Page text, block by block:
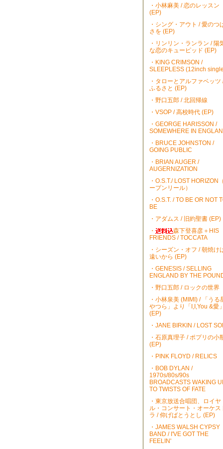
・小林麻美 / 恋のレッスン
(EP)
・シング・アウト / 愛のつ
さを (EP)
・リンリン・ランラン / 陽
な恋のキューピッド (EP)
・KING CRIMSON /
SLEEPLESS (12inch
・タローとアルファベッツ
ふるさと (EP)
・野口五郎 / 北回帰線
・VSOP / 高校時代 (EP)
・GEORGE HARISSON /
SOMEWHERE IN
・BRUCE JOHNSTON /
GOING PUBLIC
・BRIAN AUGER /
AUGERNIZATION
・O.S.T./ LOST HORIZON
ープンリール）
・O.S.T. / TO BE OR NOT
BE
・アダムス / 旧約聖書 (EP)
・
森下登喜彦＋HIS
FRIENDS / TOCCATA
・シーズン・オフ / 朝焼け
遠いから (EP)
・GENESIS / SELLING
ENGLAND BY THE
・野口五郎 / ロックの世界
・小林泉美 (MIMI) / 「うる
やつら」より「I,I,You &愛」
(EP)
・JANE BIRKIN / LOST
・石原真理子 / ポプリの小
(EP)
・PINK FLOYD / RELICS
・BOB DYLAN /
1970s/80s/90s
BROADCASTS WAKING
TO TWISTS OF FATE
・東京放送合唱団、ロイヤ
ル・コンサート・オーケス
ラ / 仰げばとうとし (EP)
・JAMES WALSH CYPSY
BAND / I'VE GOT THE
FEELIN'